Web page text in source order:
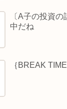
〔A子の投資
中だね
｛BREAK